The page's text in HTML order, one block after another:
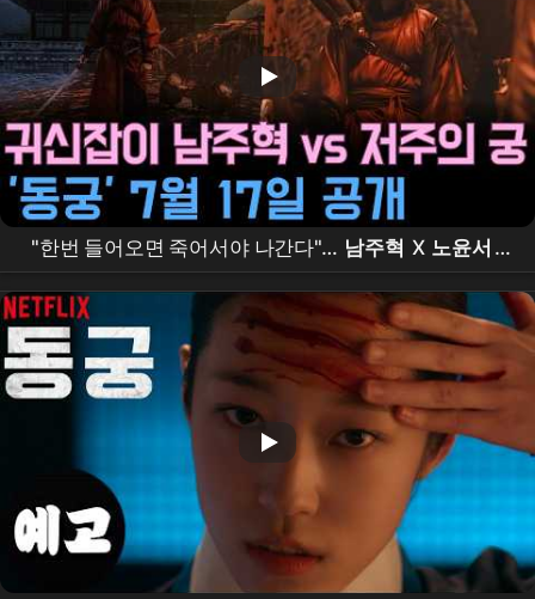
"한번 들어오면 죽어서야 나간다"… 남주혁 X 노윤서 ,
조승우 가 부른 저주의 궁 ' 동궁 '의 정체는?